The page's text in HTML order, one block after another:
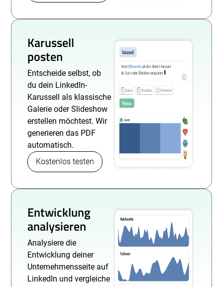
Karussell
posten
Entscheide selbst, ob
du dein LinkedIn-
Karussell als klassische
Galerie oder Slideshow
erstellen möchtest. Wir
generieren das PDF
automatisch.
Kostenlos testen
Entwicklung
analysieren
Analysiere die
Entwicklung deiner
Unternehmensseite auf
LinkedIn und vergleiche